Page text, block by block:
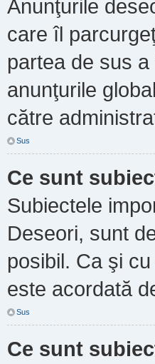
Anunţurile
care îl
partea de sus
anunţurile
către
Sus
Ce sunt
Subiectele
Deseori, sunt
posibil. Ca şi
este acordată
Sus
Ce sunt